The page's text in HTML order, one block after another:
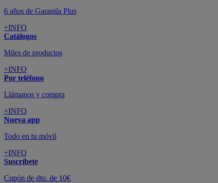
6 años de Garantía Plus
+INFO
Catálogos
Miles de productos
+INFO
Por teléfono
Llámanos y compra
+INFO
Nueva app
Todo en tu móvil
+INFO
Suscríbete
Cupón de dto. de 10€